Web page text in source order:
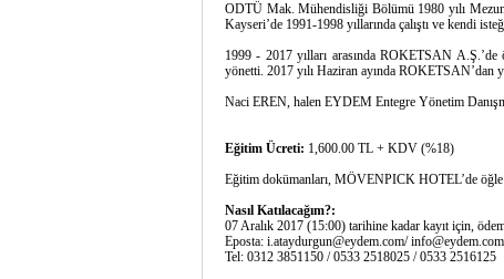
ODTÜ Mak. Mühendisliği Bölümü 1980 yılı
Kayseri’de 1991-1998 yıllarında çalıştı ve kendi
1999 - 2017 yılları arasında ROKETSAN
yönetti. 2017 yılı Haziran ayında ROKETSAN’dan
Naci EREN, halen EYDEM Entegre Yönetim
Eğitim Ücreti: 1,600.00 TL + KDV (%18)
Eğitim dokümanları, MÖVENPICK HOTEL’de
Nasıl Katılacağım?:
07 Aralık 2017 (15:00) tarihine kadar kayıt için,
Eposta: i.ataydurgun@eydem.com/info@eydem.com
Tel: 0312 3851150 / 0533 2518025 / 0533